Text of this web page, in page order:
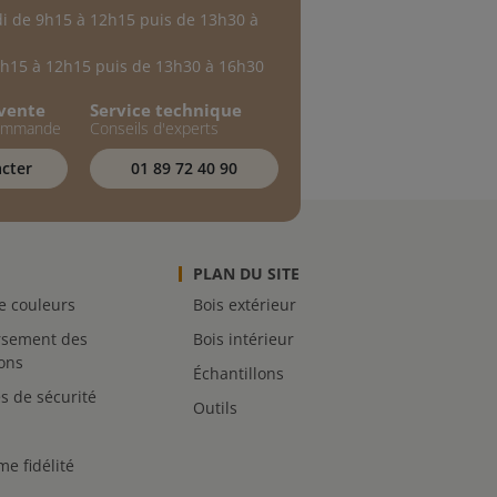
de 9h15 à 12h15 puis de 13h30 à
à 12h15 puis de 13h30 à 16h30
Service technique
Conseils d'experts
01 89 72 40 90
couleurs
des
de sécurité
fidélité
PLAN DU SITE
Bois extérieur
Bois intérieur
Échantillons
Outils